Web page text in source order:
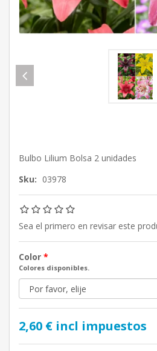
Bulbo Lilium Bolsa 2 unidades
Sku: 03978
Sea el primero en revisar este
Color *
Colores disponibles.
2,60 € incl impuestos